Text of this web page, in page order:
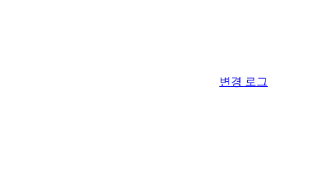
변경 로그